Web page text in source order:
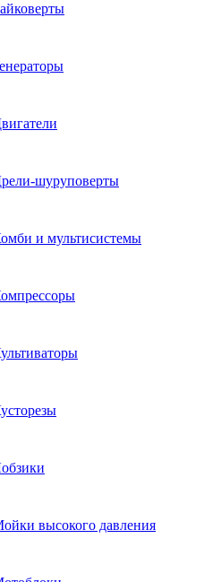
шуруповерты
и мультисистемы
высокого давления